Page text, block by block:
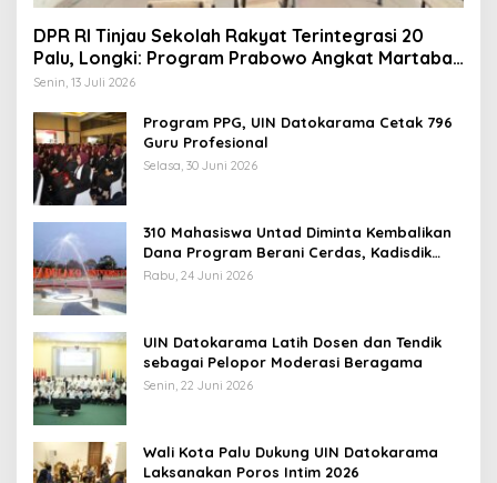
DPR RI Tinjau Sekolah Rakyat Terintegrasi 20
Palu, Longki: Program Prabowo Angkat Martabat
Anak Miskin
Senin, 13 Juli 2026
Program PPG, UIN Datokarama Cetak 796
Guru Profesional
Selasa, 30 Juni 2026
310 Mahasiswa Untad Diminta Kembalikan
Dana Program Berani Cerdas, Kadisdik
Sulteng: Tidak Boleh Terima Beasiswa
Rabu, 24 Juni 2026
UIN Datokarama Latih Dosen dan Tendik
sebagai Pelopor Moderasi Beragama
Senin, 22 Juni 2026
Wali Kota Palu Dukung UIN Datokarama
Laksanakan Poros Intim 2026